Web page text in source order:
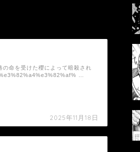
2025年11月18日
命を受けた櫻によって暗殺され
…